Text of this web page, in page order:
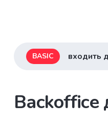
BASIC входить
Backoffice